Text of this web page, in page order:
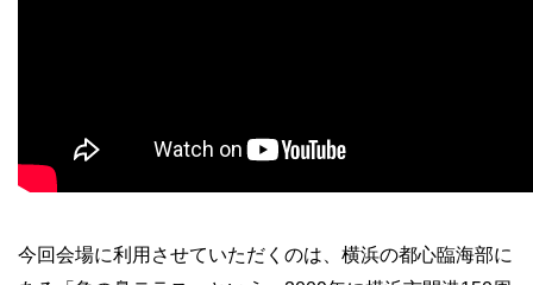
今回会場に利用させていただくのは、横浜の都心臨海部に